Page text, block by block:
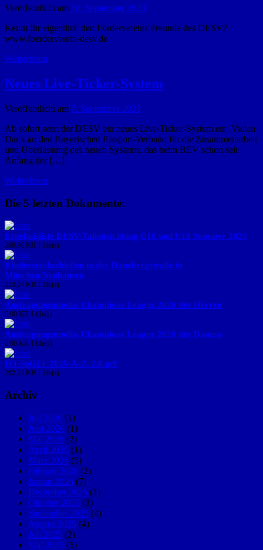
Veröffentlicht am 10. September 2023
Kennt Ihr eigentlich den Fördervereins Freunde des DESV?
www.foerderverein-desv.de
Weiterlesen
Neues Live-Ticker-System
Veröffentlicht am 7. September 2023
Ab sofort setzt der DESV ein neues Live-Ticker-System ein. Vielen
Dank an den Bayerischen Eissport-Verband für die Zusammenarbeit
und Überlassung des neuen Systems, das beim BEV schon seit
Anfang der […]
Weiterlesen
Die 5 letzten Dokumente:
Ergebnisliste DESV-Talentsichtung U16 und U19 Sommer 2026
290.98 KB 1 file(s)
Kinderstockschießen in der Hanebergstraße in
München/Neuhausen
253.27 KB 1 file(s)
Austragungsmodus Champions League 2026 der Herren
0.00 KB 1 file(s)
Austragungsmodus Champions League 2026 der Damen
0.00 KB 1 file(s)
IFI-SpGLi_2025-A-Z_2.0.pdf
292.22 KB 1 file(s)
Archiv
Juli 2026 (1)
Juni 2026 (1)
Mai 2026 (2)
April 2026 (1)
März 2026 (5)
Februar 2026 (2)
Januar 2026 (7)
Dezember 2025 (1)
Oktober 2025 (3)
September 2025 (4)
August 2025 (4)
Juli 2025 (2)
Mai 2025 (5)